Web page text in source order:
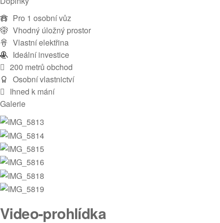
Pro 1 osobní vůz
Vhodný úložný prostor
Vlastní elektřina
Ideální investice
200 metrů obchod
Osobní vlastnictví
Ihned k mání
Galerie
Video-prohlídka